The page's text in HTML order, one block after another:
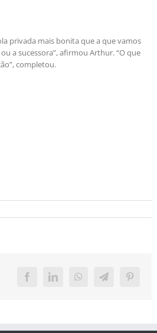
privada mais bonita que a que vamos
a sucessora”, afirmou Arthur. “O que
completou.
FacebookLinkedInWhatsAppTelegramPinterest